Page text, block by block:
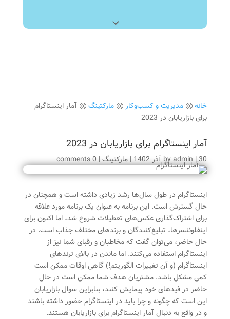
خانه @ مدیریت و کسب‌وکار @ مارکتینگ @ آمار اینستاگرام
برای بازاریابان در 2023
آمار اینستاگرام برای بازاریابان در 2023
byadmin|30 آذر 1402 |مارکتینگ|
0 comments
اینستاگرام در طول سال‌ها رشد زیادی داشته است و همچنان در
حال گسترش است. این برنامه به عنوان یک برنامه مورد علاقه
برای اشتراک‌گذاری عکس‌های تعطیلات شروع شد، اما اکنون برای
اینفلوئنسرها، تبلیغ‌کنندگان و برندهای مختلف جذاب است. در
حال حاضر، می‌توان گفت که مخاطبان و رقبای شما نیز از
اینستاگرام استفاده می‌کنند. اما ماندن در بالای ترندهای
اینستاگرام (و آن تغییرات الگوریتم!) گاهی اوقات ممکن است
کمی مشکل باشد. مشتریان هدف شما ممکن است در حال
حاضر در فیدهای خود پیمایش کنند، بنابراین سوال بازاریابان
این است که چگونه و چرا باید در اینستاگرام حضور داشته باشند
و در واقع به دنبال آمار اینستاگرام برای بازاریابان هستند.